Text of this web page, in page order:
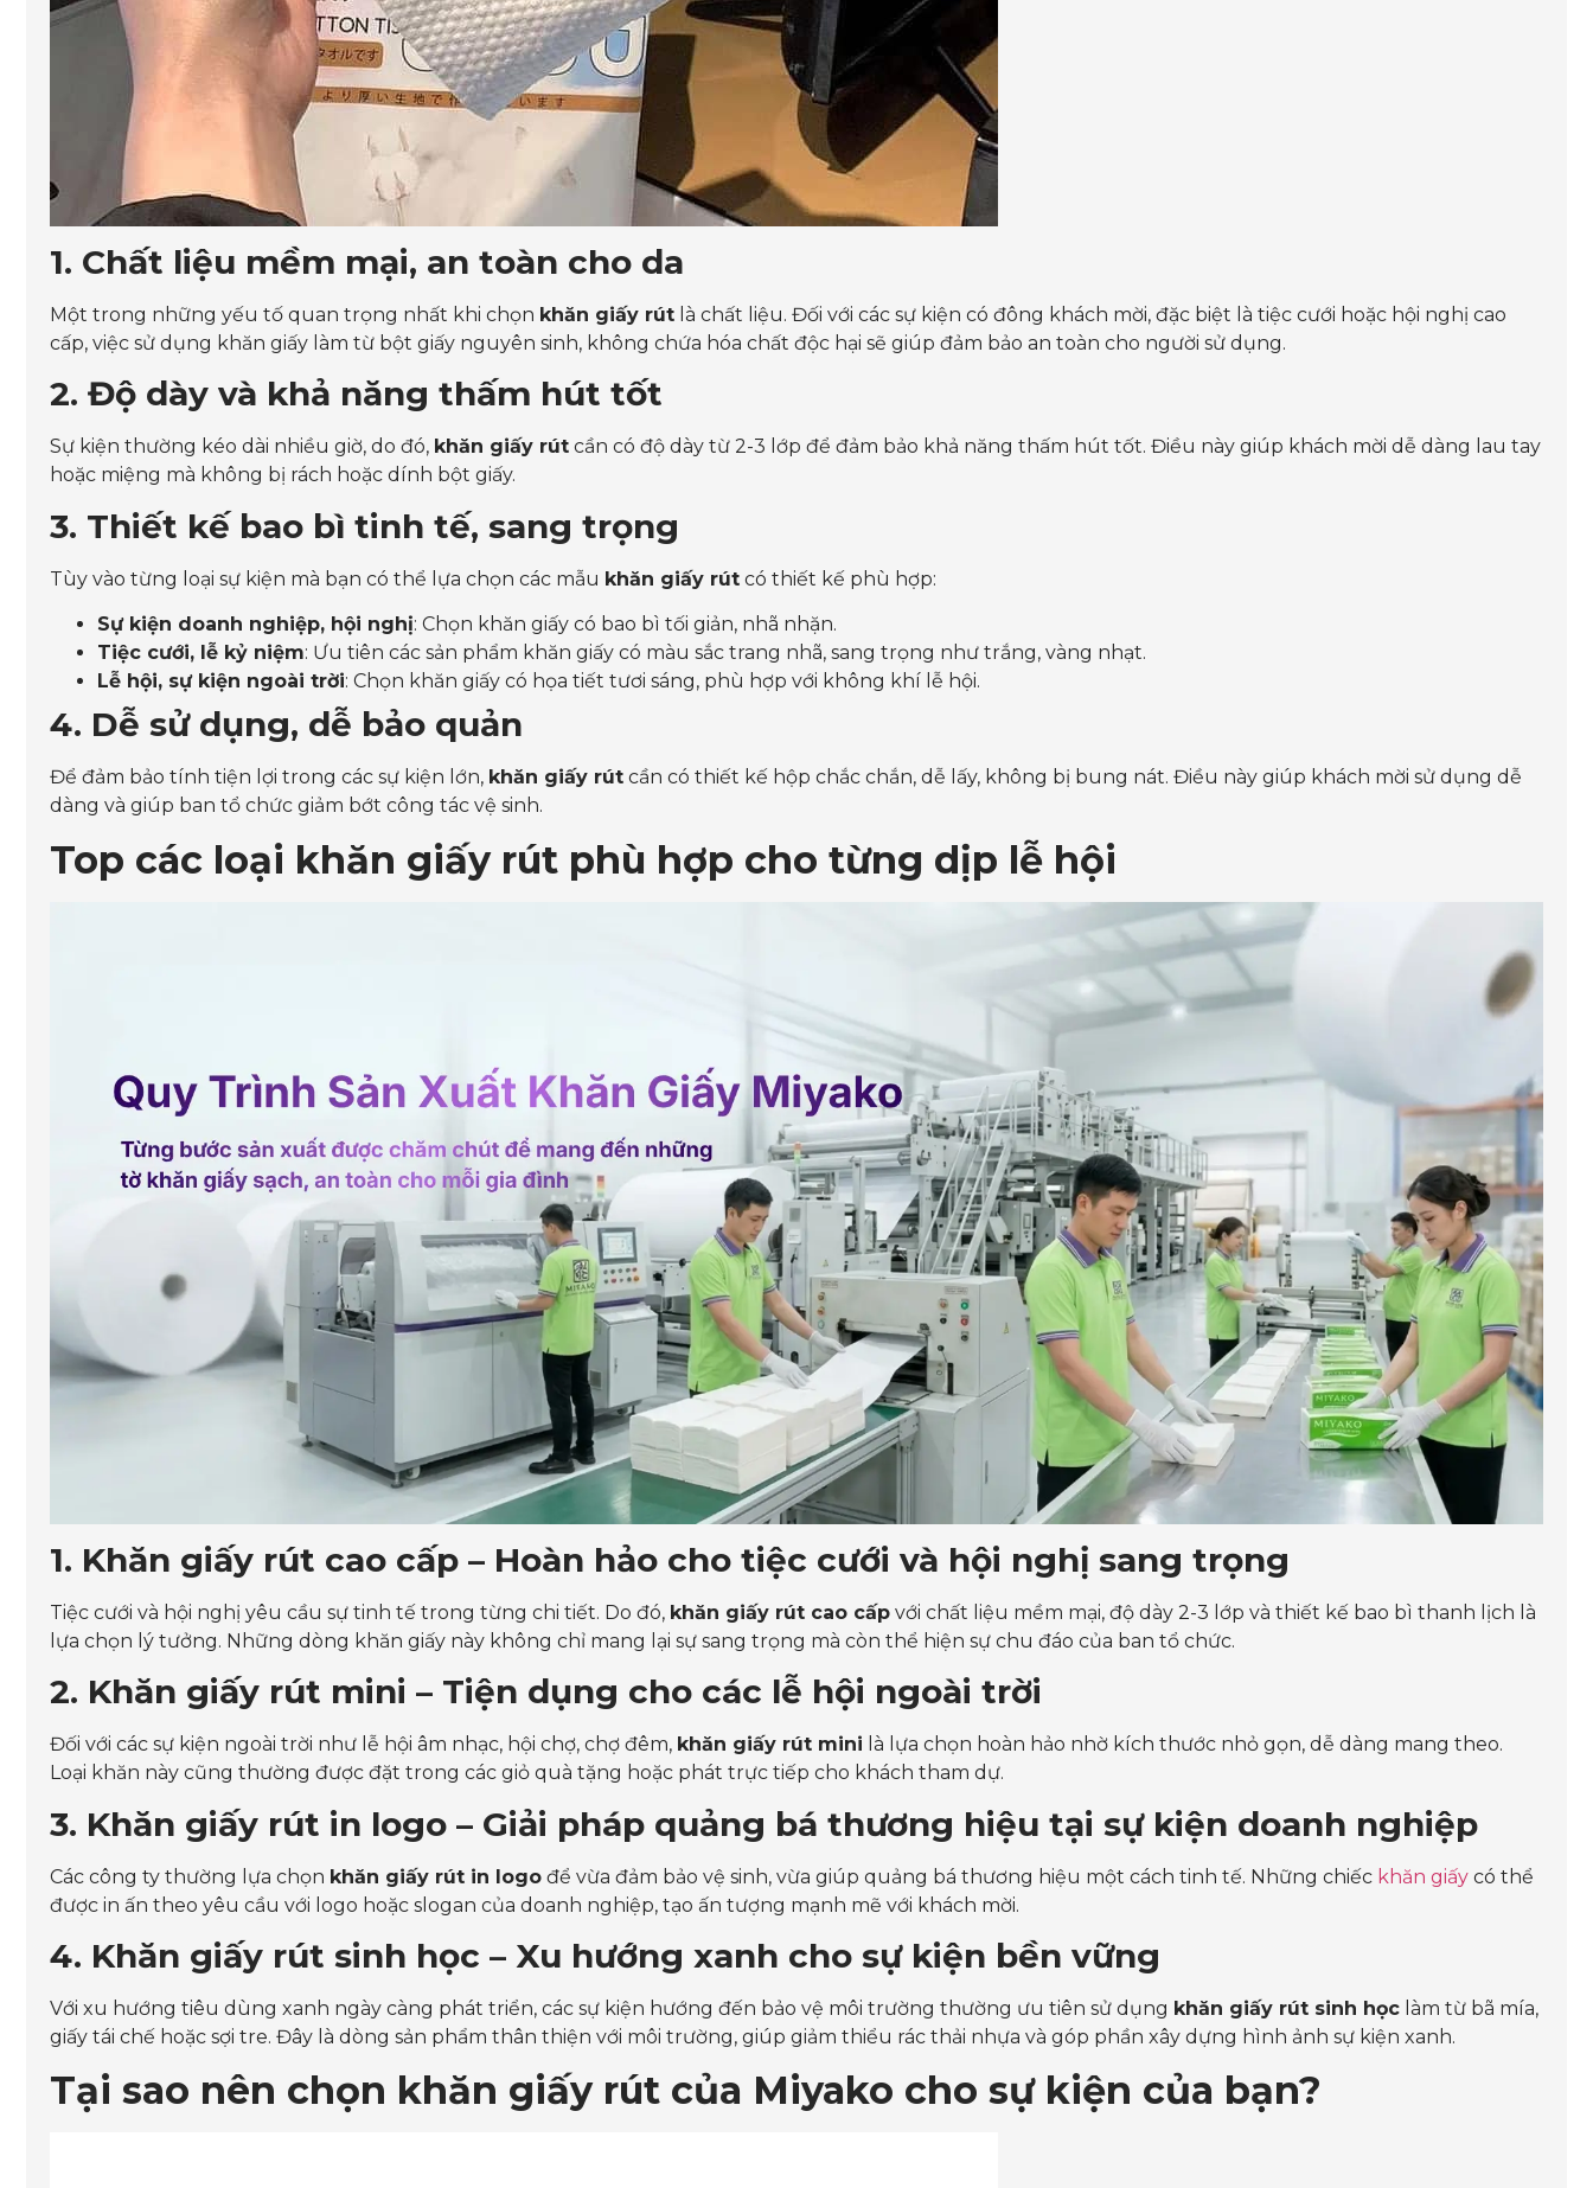
1. Chất liệu mềm mại, an toàn cho da
Một trong những yếu tố quan trọng nhất khi chọn khăn giấy rút là chất liệu. Đối với các sự kiện có đông khách mời, đặc biệt là tiệc cưới hoặc hội nghị cao
cấp, việc sử dụng khăn giấy làm từ bột giấy nguyên sinh, không chứa hóa chất độc hại sẽ giúp đảm bảo an toàn cho người sử dụng.
2. Độ dày và khả năng thấm hút tốt
Sự kiện thường kéo dài nhiều giờ, do đó, khăn giấy rút cần có độ dày từ 2-3 lớp để đảm bảo khả năng thấm hút tốt. Điều này giúp khách mời dễ dàng lau tay
hoặc miệng mà không bị rách hoặc dính bột giấy.
3. Thiết kế bao bì tinh tế, sang trọng
Tùy vào từng loại sự kiện mà bạn có thể lựa chọn các mẫu khăn giấy rút có thiết kế phù hợp:
Sự kiện doanh nghiệp, hội nghị: Chọn khăn giấy có bao bì tối giản, nhã nhặn.
Tiệc cưới, lễ kỷ niệm: Ưu tiên các sản phẩm khăn giấy có màu sắc trang nhã, sang trọng như trắng, vàng nhạt.
Lễ hội, sự kiện ngoài trời: Chọn khăn giấy có họa tiết tươi sáng, phù hợp với không khí lễ hội.
4. Dễ sử dụng, dễ bảo quản
Để đảm bảo tính tiện lợi trong các sự kiện lớn, khăn giấy rút cần có thiết kế hộp chắc chắn, dễ lấy, không bị bung nát. Điều này giúp khách mời sử dụng dễ
dàng và giúp ban tổ chức giảm bớt công tác vệ sinh.
Top các loại khăn giấy rút phù hợp cho từng dịp lễ hội
1. Khăn giấy rút cao cấp – Hoàn hảo cho tiệc cưới và hội nghị sang trọng
Tiệc cưới và hội nghị yêu cầu sự tinh tế trong từng chi tiết. Do đó, khăn giấy rút cao cấp với chất liệu mềm mại, độ dày 2-3 lớp và thiết kế bao bì thanh lịch là
lựa chọn lý tưởng. Những dòng khăn giấy này không chỉ mang lại sự sang trọng mà còn thể hiện sự chu đáo của ban tổ chức.
2. Khăn giấy rút mini – Tiện dụng cho các lễ hội ngoài trời
Đối với các sự kiện ngoài trời như lễ hội âm nhạc, hội chợ, chợ đêm, khăn giấy rút mini là lựa chọn hoàn hảo nhờ kích thước nhỏ gọn, dễ dàng mang theo.
Loại khăn này cũng thường được đặt trong các giỏ quà tặng hoặc phát trực tiếp cho khách tham dự.
3. Khăn giấy rút in logo – Giải pháp quảng bá thương hiệu tại sự kiện doanh nghiệp
Các công ty thường lựa chọn khăn giấy rút in logo để vừa đảm bảo vệ sinh, vừa giúp quảng bá thương hiệu một cách tinh tế. Những chiếc khăn giấy có thể
được in ấn theo yêu cầu với logo hoặc slogan của doanh nghiệp, tạo ấn tượng mạnh mẽ với khách mời.
4. Khăn giấy rút sinh học – Xu hướng xanh cho sự kiện bền vững
Với xu hướng tiêu dùng xanh ngày càng phát triển, các sự kiện hướng đến bảo vệ môi trường thường ưu tiên sử dụng khăn giấy rút sinh học làm từ bã mía,
giấy tái chế hoặc sợi tre. Đây là dòng sản phẩm thân thiện với môi trường, giúp giảm thiểu rác thải nhựa và góp phần xây dựng hình ảnh sự kiện xanh.
Tại sao nên chọn khăn giấy rút của Miyako cho sự kiện của bạn?